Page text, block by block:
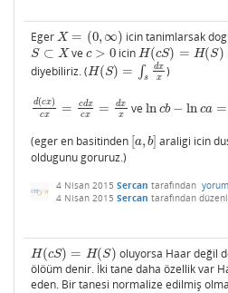
Eger X = (0,∞)
X= (0, ∞) icin tanimlarsak
S ⊂ X
S⊂X ve c > 0
c>0 icinH(cS) = H(S)
H(cS)=H(S )
diyebiliriz. ( H(S) = ∫s
dx
x
H(S)=∫ sd x )
d(cx)
cx = cdx
cx = dx
x
d(cx)c x= dxc x=d xx veln cb − ln ca =
lncb−lnca=lnb −
(eger en basitinden [a, b]
a,b] araligi icin
oldugunu goruruz.)
4 Nisan 2015 Sercan tarafından
4 Nisan 2015 Sercan tarafından
H(cS) = H(S)
H(cS)=H(S
oluyorsa Haar değil
ölöüm denir. İki tane daha özellik var
eden. Bir tanesi normalize edilmiş